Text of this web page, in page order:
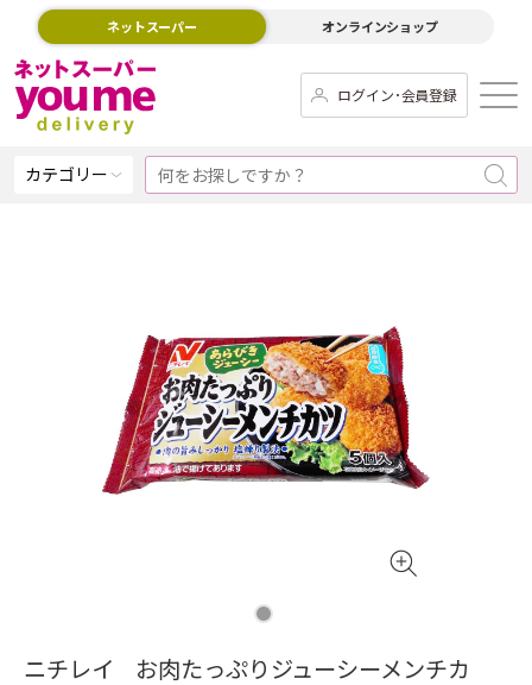
ネットスーパー オンラインショップ
ログイン･会員登録
カテゴリー
ニチレイ お肉たっぷりジューシーメンチカ